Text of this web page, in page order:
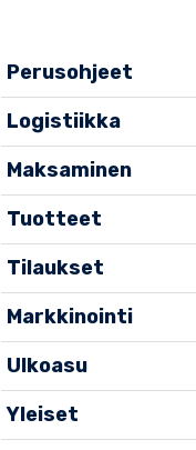
Perusohjeet
Logistiikka
Maksaminen
Tuotteet
Tilaukset
Markkinointi
Ulkoasu
Yleiset